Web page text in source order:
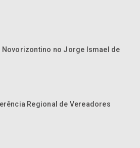
Novorizontino no Jorge Ismael de
Regional de Vereadores